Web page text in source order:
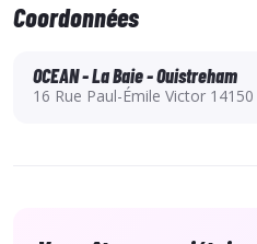
Coordonnées
OCEAN - La Baie - Ouistreham
16 Rue Paul-Émile Victor